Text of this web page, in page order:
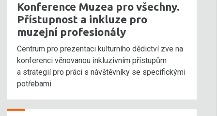
Konference Muzea pro všechny.
Přístupnost a inkluze pro
muzejní profesionály
Centrum pro prezentaci kulturního dědictví zve na
konferenci věnovanou inkluzivním přístupům
a strategií pro práci s návštěvníky se specifickými
potřebami.